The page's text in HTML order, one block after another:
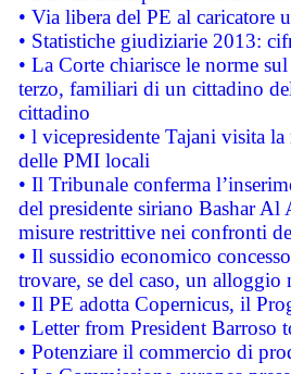
• Via libera del PE al caricatore
• Statistiche giudiziarie 2013:
• La Corte chiarisce le norme
terzo, familiari di un cittadino
cittadino
• l vicepresidente Tajani visita
delle PMI locali
• Il Tribunale conferma
del presidente siriano Bashar Al
misure restrittive nei confronti
• Il sussidio economico
trovare, se del caso, un
• Il PE adotta Copernicus, il
• Letter from President Barroso
• Potenziare il commercio di